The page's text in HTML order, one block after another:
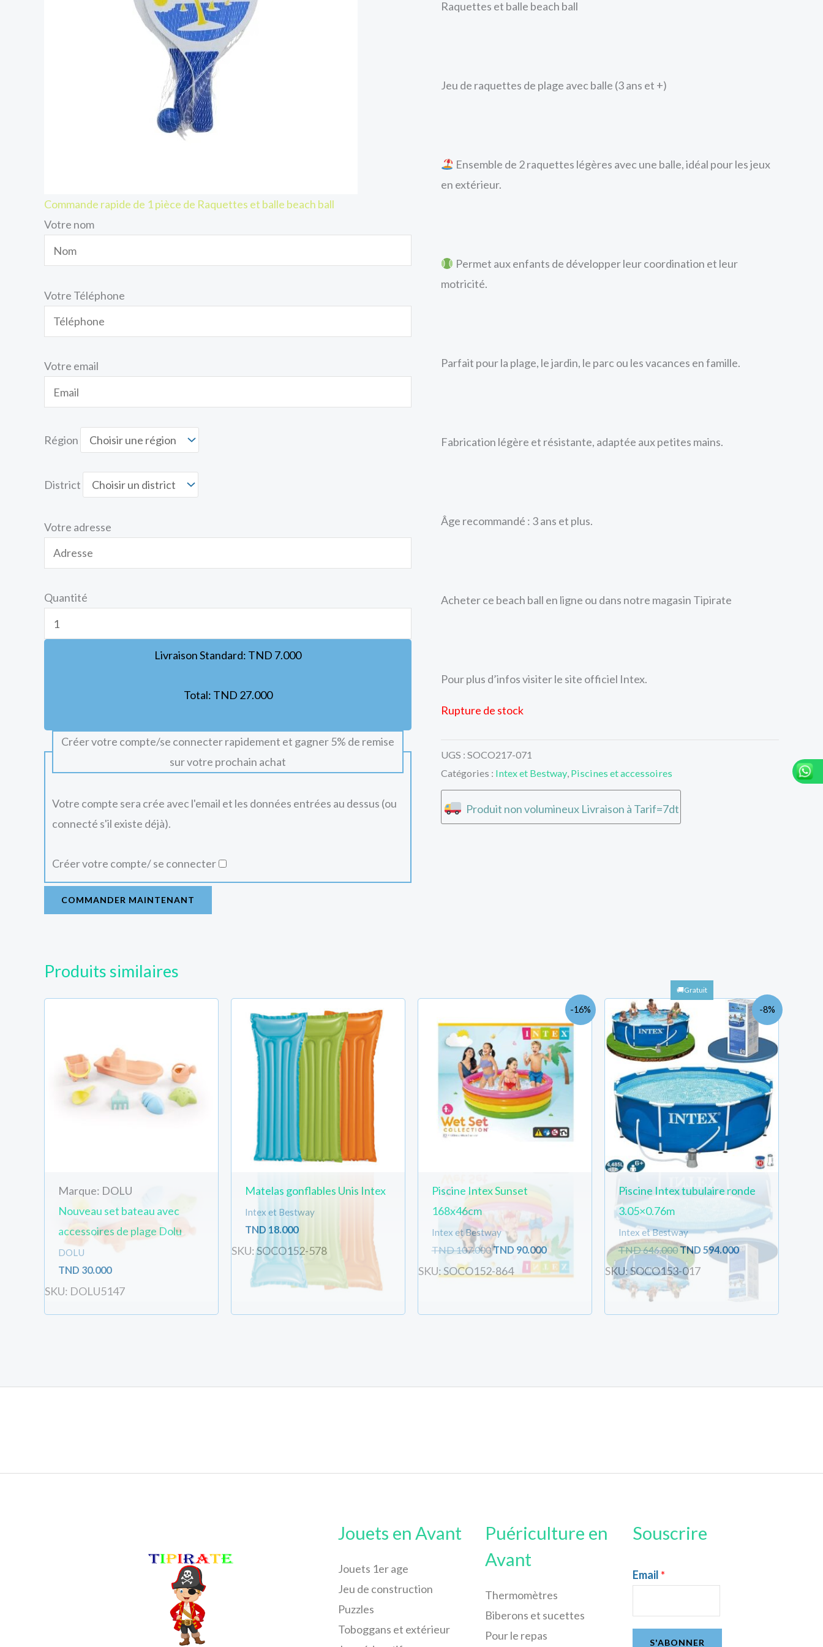
Commande rapide de 1 pièce de Raquettes et balle beach ball
Votre nom
Votre Téléphone
Votre email
Région
District
Votre adresse
Quantité
Livraison Standard: TND 7.000
Total: TND 27.000
Créer votre compte/se connecter rapidement et gagner 5% de remise
sur votre prochain achat
Votre compte sera crée avec l'email et les données entrées au dessus (ou
connecté s'il existe déjà).
Créer votre compte/ se connecter
COMMANDER MAINTENANT
Raquettes et balle beach ball
Jeu de raquettes de plage avec balle (3 ans et +)
Ensemble de 2 raquettes légères avec une balle, idéal pour les jeux
en extérieur.
Permet aux enfants de développer leur coordination et leur
motricité.
Parfait pour la plage, le jardin, le parc ou les vacances en famille.
Fabrication légère et résistante, adaptée aux petites mains.
Âge recommandé : 3 ans et plus.
Acheter ce beach ball en ligne ou dans notre magasin Tipirate
Pour plus d’infos visiter le site officiel Intex.
Rupture de stock
UGS : SOCO217-071
Catégories : Intex et Bestway Piscines et accessoires
Produit non volumineux Livraison à Tarif=7dt
Produits similaires
Marque: DOLU
Nouveau set bateau avec
accessoires de plage Dolu
DOLU
TND 30.000
SKU: DOLU5147
Matelas gonflables Unis Intex
Intex et Bestway
TND 18.000
SKU: SOCO152-578
-16%
Piscine Intex Sunset
168x46cm
Intex et Bestway
TND107.000
initial
était :
TND
107.000.
TND 90.000
actuel
est :
TND
90.000.
SKU: SOCO152-864
-8%
Piscine Intex tubulaire ronde
3.05×0.76m
Intex et Bestway
TND646.000
Le
prix
initial
était :
TND
646.000.
TND 594.000
Le
prix
actuel
est :
TND
594.000.
SKU: SOCO153-017
Jouets en Avant
Jouets 1er age
Jeu de construction
Puzzles
Toboggans et extérieur
Puériculture en
Avant
Thermomètres
Biberons et sucettes
Pour le repas
Souscrire
Email *
S'ABONNER